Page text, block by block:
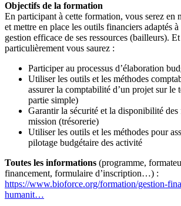
Objectifs de la formation
En participant à cette formation, vous serez en
et mettre en place les outils financiers adaptés
gestion efficace de ses ressources (bailleurs).
particulièrement vous saurez :
Participer au processus d’élaboration
Utiliser les outils et les méthodes
assurer la comptabilité d’un projet sur le
partie simple)
Garantir la sécurité et la disponibilité des
mission (trésorerie)
Utiliser les outils et les méthodes pour
pilotage budgétaire des activité
Toutes les informations (programme,
financement, formulaire d’inscription…) :
https://www.bioforce.org/formation/gestion-
humanit…